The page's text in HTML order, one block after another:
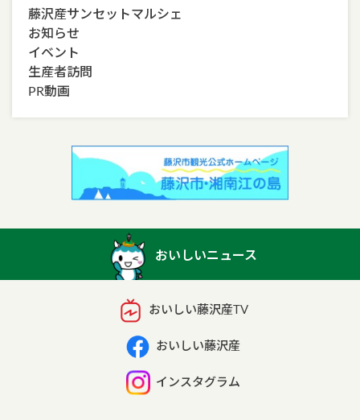
藤沢産サンセットマルシェ
お知らせ
イベント
生産者訪問
PR動画
おいしいニュース
おいしい藤沢産TV
おいしい藤沢産
インスタグラム